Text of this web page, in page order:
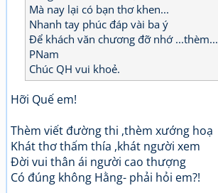
Mà nay lại có bạn thơ khen...
Nhanh tay phúc đáp vài ba ý
Để khách văn chương đỡ nhớ ...thèm...
PNam
Chúc QH vui khoẻ.
Hỡi Quế em!
Thèm viết đường thi ,thèm xướng hoạ
Khát thơ thấm thía ,khát người xem
Đời vui thân ái người cao thượng
Có đúng không Hằng- phải hỏi em?!